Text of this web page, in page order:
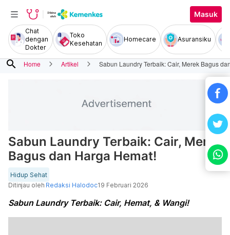
Masuk
Chat
dengan
Dokter
Toko
Kesehatan
Homecare Asuransiku
search Home Artikel Sabun Laundry Terbaik: Cair, Merek Bagus
Sabun Laundry Terbaik: Cair, Merek
Bagus dan Harga Hemat!
Hidup Sehat
Ditinjau oleh Redaksi Halodoc19 Februari 2026
Sabun Laundry Terbaik: Cair, Hemat, & Wangi!